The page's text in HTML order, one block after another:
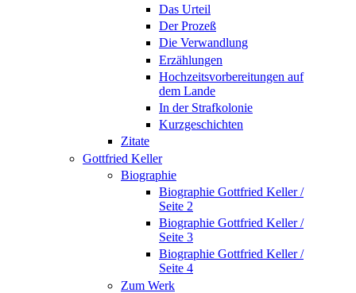
Das Urteil
Der Prozeß
Die Verwandlung
Erzählungen
Hochzeitsvorbereitungen auf
dem Lande
In der Strafkolonie
Kurzgeschichten
Zitate
Gottfried Keller
Biographie
Biographie Gottfried Keller /
Seite 2
Biographie Gottfried Keller /
Seite 3
Biographie Gottfried Keller /
Seite 4
Zum Werk